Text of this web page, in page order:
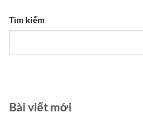
Tìm kiếm
Bài viết mới